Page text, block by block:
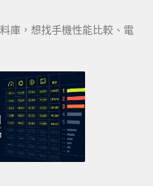
庫，想找手機性能比較、電